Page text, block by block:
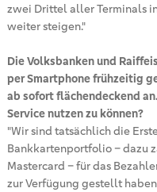
zwei Drittel aller Terminals
weiter steigen."
Die Volksbanken und
per Smartphone frühzeitig
ab sofort flächendeckend
Service nutzen zu können?
"Wir sind tatsächlich die
Bankkartenportfolio – dazu
Mastercard – für das
zur Verfügung gestellt